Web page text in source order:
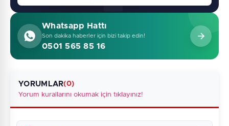
Whatsapp Hattı
Son dakika haberler için bizi takip edin!
0501 565 85 16
YORUMLAR(0)
Yorum kurallarını okumak için tıklayınız!